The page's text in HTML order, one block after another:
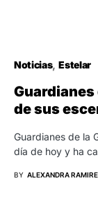
Noticias Estelar
Guardianes
de sus
Guardianes de la
día de hoy y ha
BY ALEXANDRA